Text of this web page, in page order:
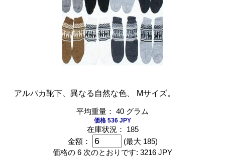
アルパカ靴下、異なる自然な色、 Mサイズ。
平均重量： 40 グラム
価格 536 JPY
在庫状況： 185
金額：
(最大 185)
価格の 6 次のとおりです: 3216 JPY